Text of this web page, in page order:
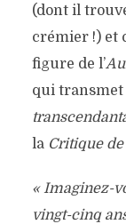
(dont il
crémier !) et
figure de l’
qui transmet
la Critique
« Imaginez-
vingt-cinq